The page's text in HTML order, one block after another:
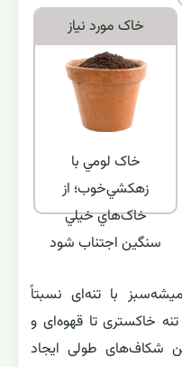
خاک مورد نياز
خاک لومي با
زهکشي‌خوب؛ از
خاک‌هاي خيلي
سنگين اجتناب شود
با تنه‌ای نسبتاً
خاکستری تا قهوه‌ای و
شکاف‌های طولی ایجاد